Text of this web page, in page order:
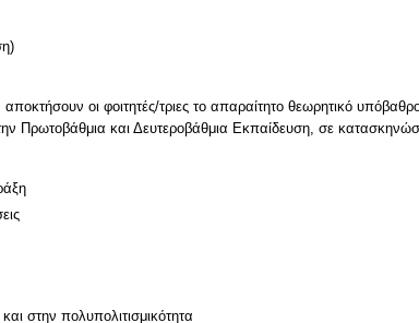
οι φοιτητές/τριες το απαραίτητο θεωρητικό
Πρωτοβάθμια και Δευτεροβάθμια Εκπαίδευση, σε
στην πολυπολιτισμικότητα